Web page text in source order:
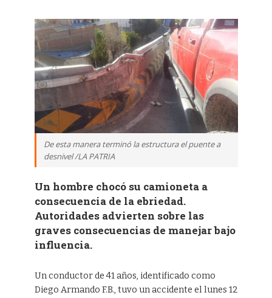
De esta manera terminó la estructura el puente a
desnivel /LA PATRIA
Un hombre chocó su camioneta a
consecuencia de la ebriedad.
Autoridades advierten sobre las
graves consecuencias de manejar bajo
influencia.
Un conductor de 41 años, identificado como
Diego Armando F.B., tuvo un accidente el lunes 12